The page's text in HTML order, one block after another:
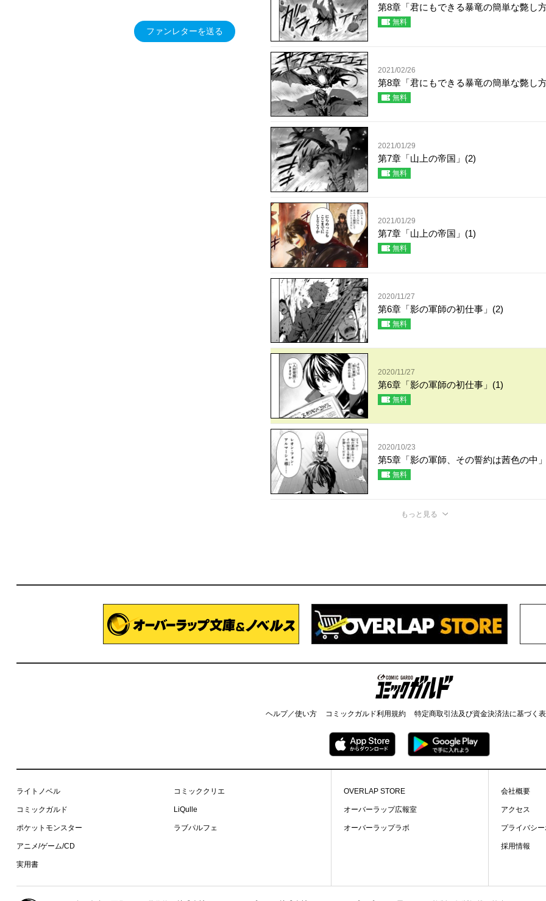
ファンレターを送る
第8章「君にもできる暴竜の簡単な斃し
無料
2021/02/26
第8章「君にもできる暴竜の簡単な斃し
無料
2021/01/29
第7章「山上の帝国」(2)
無料
2021/01/29
第7章「山上の帝国」(1)
無料
2020/11/27
第6章「影の軍師の初仕事」(2)
無料
2020/11/27
第6章「影の軍師の初仕事」(1)
無料
2020/10/23
第5章「影の軍師、その誓約は茜色の中
無料
もっと見る
コミックガルド
ヘルプ／使い方 コミックガルド利用規約 特定商取引法及び資金決済法に基づく
ライトノベル
コミックガルド
ポケットモンスター
アニメ/ゲーム/CD
実用書
コミッククリエ
LiQulle
ラブパルフェ
OVERLAP STORE
オーバーラップ広報室
オーバーラップラボ
会社概要
アクセス
プライバシ
採用情報